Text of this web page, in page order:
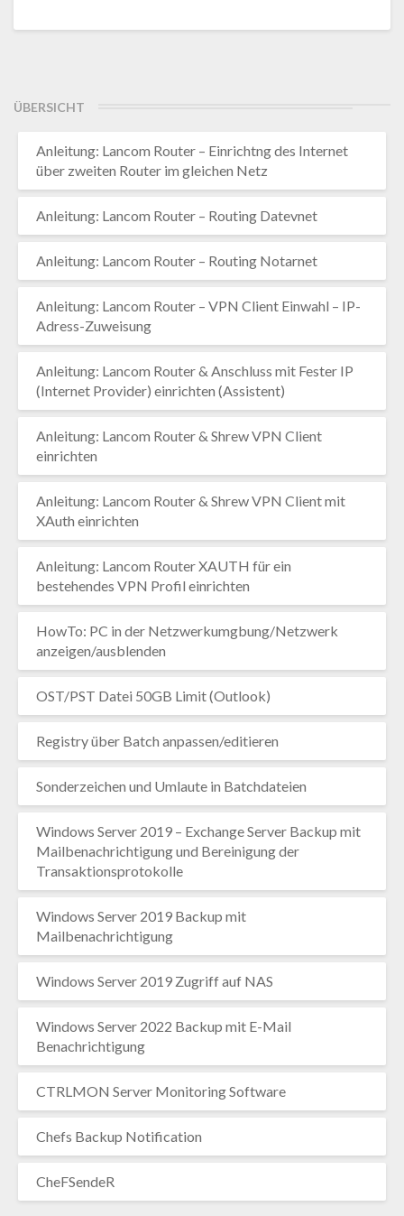
ÜBERSICHT
Anleitung: Lancom Router – Einrichtng des Internet
über zweiten Router im gleichen Netz
Anleitung: Lancom Router – Routing Datevnet
Anleitung: Lancom Router – Routing Notarnet
Anleitung: Lancom Router – VPN Client Einwahl – IP-
Adress-Zuweisung
Anleitung: Lancom Router & Anschluss mit Fester IP
(Internet Provider) einrichten (Assistent)
Anleitung: Lancom Router & Shrew VPN Client
einrichten
Anleitung: Lancom Router & Shrew VPN Client mit
XAuth einrichten
Anleitung: Lancom Router XAUTH für ein
bestehendes VPN Profil einrichten
HowTo: PC in der Netzwerkumgbung/Netzwerk
anzeigen/ausblenden
OST/PST Datei 50GB Limit (Outlook)
Registry über Batch anpassen/editieren
Sonderzeichen und Umlaute in Batchdateien
Windows Server 2019 – Exchange Server Backup mit
Mailbenachrichtigung und Bereinigung der
Transaktionsprotokolle
Windows Server 2019 Backup mit
Mailbenachrichtigung
Windows Server 2019 Zugriff auf NAS
Windows Server 2022 Backup mit E-Mail
Benachrichtigung
CTRLMON Server Monitoring Software
Chefs Backup Notification
CheFSendeR